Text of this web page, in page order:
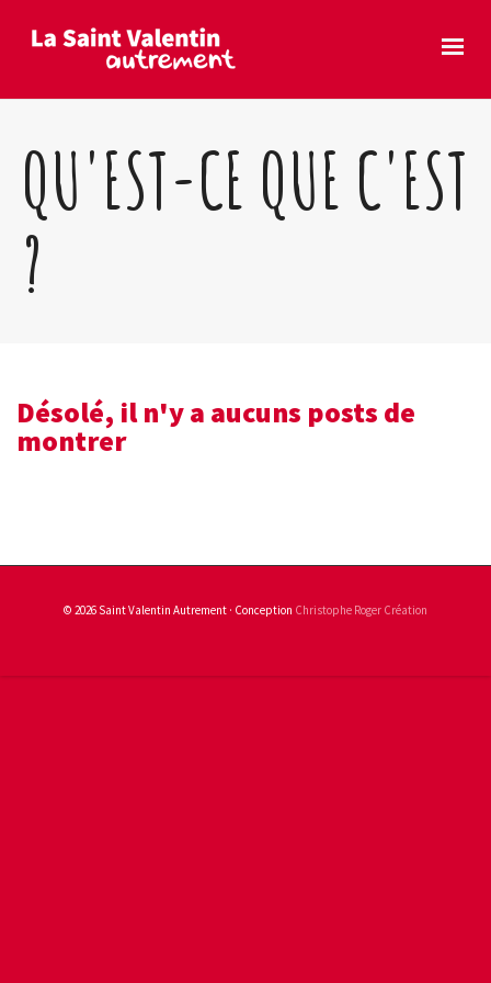
QU'EST-CE QUE C'EST
?
Désolé, il n'y a aucuns posts de
montrer
© 2026 Saint Valentin Autrement · Conception Christophe Roger Création